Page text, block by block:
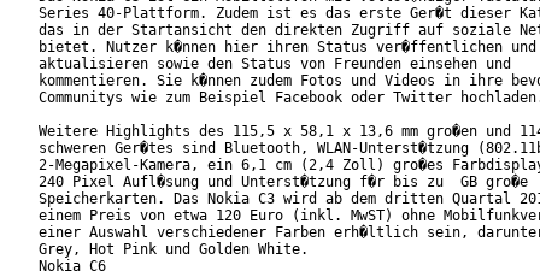
Series 40-Plattform. Zudem ist es das erste Ger�t dieser
das in der Startansicht den direkten Zugriff auf soziale
bietet. Nutzer k�nnen hier ihren Status ver�ffentlichen und
aktualisieren sowie den Status von Freunden einsehen und
kommentieren. Sie k�nnen zudem Fotos und Videos in ihre
Communitys wie zum Beispiel Facebook oder Twitter
Weitere Highlights des 115,5 x 58,1 x 13,6 mm gro�en und 114
schweren Ger�tes sind Bluetooth, WLAN-Unterst�tzung
2-Megapixel-Kamera, ein 6,1 cm (2,4 Zoll) gro�es
240 Pixel Aufl�sung und Unterst�tzung f�r bis zu  GB gro�e
Speicherkarten. Das Nokia C3 wird ab dem dritten Quartal
einem Preis von etwa 120 Euro (inkl. MwST) ohne
einer Auswahl verschiedener Farben erh�ltlich sein,
Grey, Hot Pink und Golden White.
Nokia C6